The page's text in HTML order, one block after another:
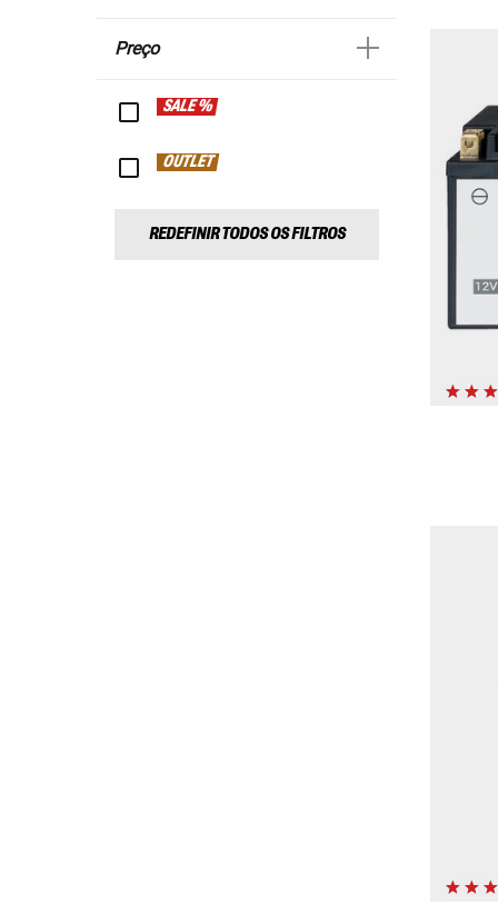
Preço
SALE %
OUTLET
REDEFINIR TODOS OS FILTROS